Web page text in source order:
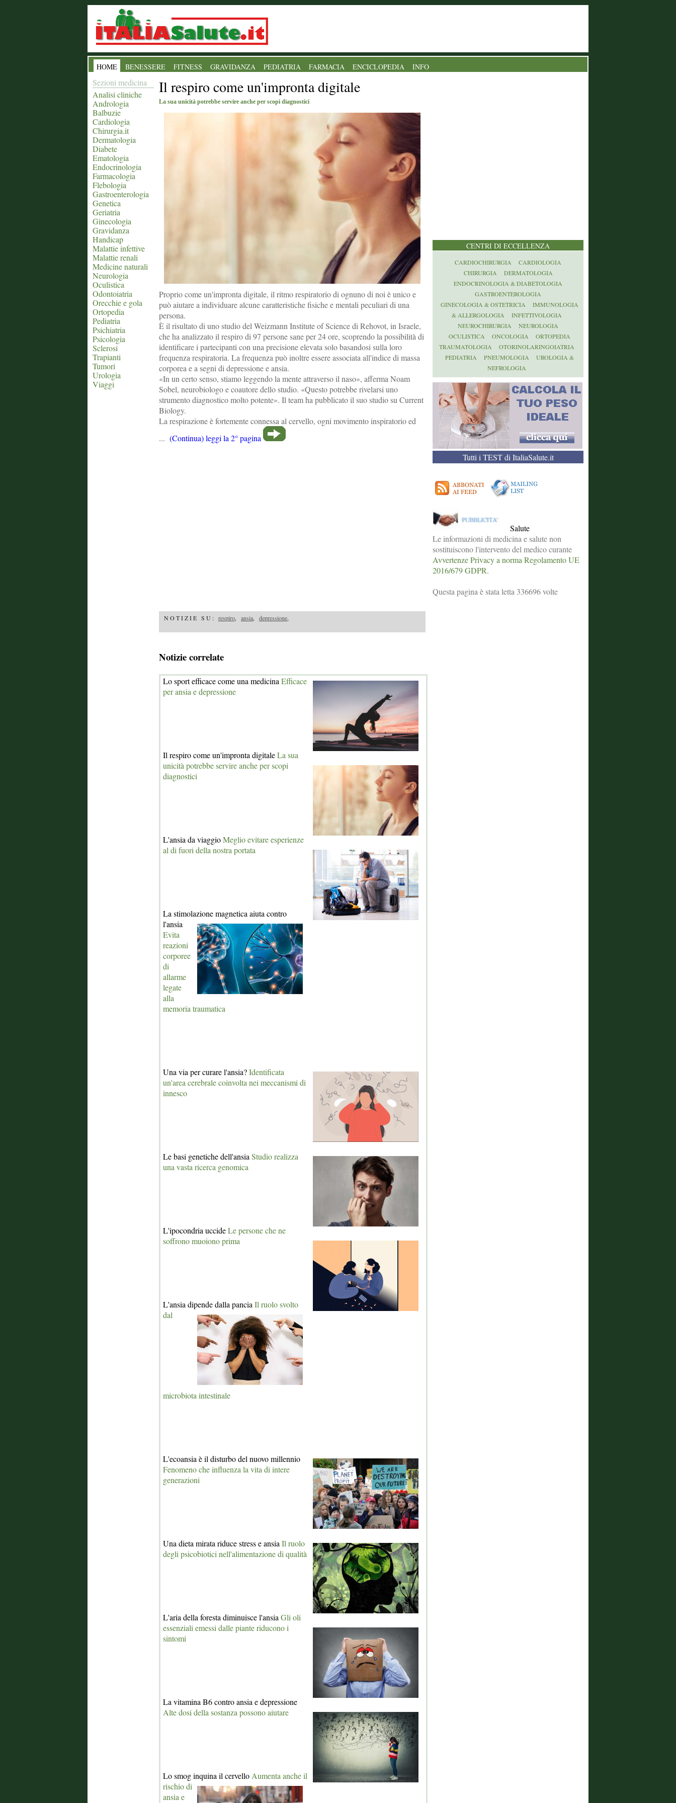
HOME BENESSERE FITNESS GRAVIDANZA PEDIATRIA FARMACIA ENCICLOPEDIA INFO
Sezioni medicina
Analisi cliniche
Andrologia
Balbuzie
Cardiologia
Chirurgia.it
Dermatologia
Diabete
Ematologia
Endocrinologia
Farmacologia
Flebologia
Gastroenterologia
Genetica
Geriatria
Ginecologia
Gravidanza
Handicap
Malattie infettive
Malattie renali
Medicine naturali
Neurologia
Oculistica
Odontoiatria
Orecchie e gola
Ortopedia
Pediatria
Psichiatria
Psicologia
Sclerosi
Trapianti
Tumori
Urologia
Viaggi
Il respiro come un'impronta digitale
La sua unicità potrebbe servire anche per scopi diagnostici
Proprio come un'impronta digitale, il ritmo respiratorio di ognuno di noi è unico e
può aiutare a individuare alcune caratteristiche fisiche e mentali peculiari di una
persona.
È il risultato di uno studio del Weizmann Institute of Science di Rehovot, in Israele,
che ha analizzato il respiro di 97 persone sane per 24 ore, scoprendo la possibilità di
identificare i partecipanti con una precisione elevata solo basandosi sulla loro
frequenza respiratoria. La frequenza può inoltre essere associata all'indice di massa
corporea e a segni di depressione e ansia.
«In un certo senso, stiamo leggendo la mente attraverso il naso», afferma Noam
Sobel, neurobiologo e coautore dello studio. «Questo potrebbe rivelarsi uno
strumento diagnostico molto potente». Il team ha pubblicato il suo studio su Current
Biology.
La respirazione è fortemente connessa al cervello, ogni movimento inspiratorio ed
... (Continua) leggi la 2° pagina
NOTIZIE SU: respiro, ansia, depressione,
Notizie correlate
Lo sport efficace come una medicina Efficace
per ansia e depressione
Il respiro come un'impronta digitaleLa sua
unicità potrebbe servire anche per scopi
diagnostici
L'ansia da viaggioMeglio evitare esperienze
al di fuori della nostra portata
La stimolazione magnetica aiuta contro
l'ansia
Evita
reazioni
corporee
di
allarme
legate
alla
memoria traumatica
Una via per curare l'ansia?Identificata
un'area cerebrale coinvolta nei meccanismi di
innesco
Le basi genetiche dell'ansia Studio realizza
una vasta ricerca genomica
L'ipocondria uccideLe persone che ne
soffrono muoiono prima
L'ansia dipende dalla pancia Il ruolo svolto
dal
microbiota intestinale
L'ecoansia è il disturbo del nuovo millennio
Fenomeno che influenza la vita di intere
generazioni
Una dieta mirata riduce stress e ansia Il ruolo
degli psicobiotici nell'alimentazione di qualità
L'aria della foresta diminuisce l'ansia Gli oli
essenziali emessi dalle piante riducono i
sintomi
La vitamina B6 contro ansia e depressione
Alte dosi della sostanza possono aiutare
Lo smog inquina il cervello Aumenta anche il
rischio di
ansia e
CENTRI DI ECCELLENZA
CARDIOCHIRURGIA
CARDIOLOGIA
CHIRURGIA
DERMATOLOGIA
ENDOCRINOLOGIA & DIABETOLOGIA
GASTROENTEROLOGIA
GINECOLOGIA & OSTETRICIA
IMMUNOLOGIA
& ALLERGOLOGIA
INFETTIVOLOGIA
NEUROCHIRURGIA
NEUROLOGIA
OCULISTICA
ONCOLOGIA
ORTOPEDIA
TRAUMATOLOGIA
OTORINOLARINGOIATRIA
PEDIATRIA
PNEUMOLOGIA
UROLOGIA &
NEFROLOGIA
Tutti i TEST di ItaliaSalute.it
Salute
Le informazioni di medicina e salute non
sostituiscono l'intervento del medico curante
Avvertenze Privacy a norma Regolamento UE
2016/679 GDPR.
Questa pagina è stata letta 336696 volte